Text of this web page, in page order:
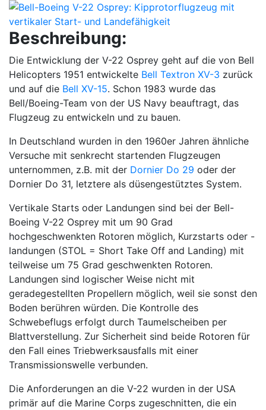
Beschreibung:
Die Entwicklung der V-22 Osprey geht auf die von Bell
Helicopters 1951 entwickelte Bell Textron XV-3 zurück
und auf die Bell XV-15. Schon 1983 wurde das
Bell/Boeing-Team von der US Navy beauftragt, das
Flugzeug zu entwickeln und zu bauen.
In Deutschland wurden in den 1960er Jahren ähnliche
Versuche mit senkrecht startenden Flugzeugen
unternommen, z.B. mit der Dornier Do 29 oder der
Dornier Do 31, letztere als düsengestütztes System.
Vertikale Starts oder Landungen sind bei der Bell-
Boeing V-22 Osprey mit um 90 Grad
hochgeschwenkten Rotoren möglich, Kurzstarts oder -
landungen (STOL = Short Take Off and Landing) mit
teilweise um 75 Grad geschwenkten Rotoren.
Landungen sind logischer Weise nicht mit
geradegestellten Propellern möglich, weil sie sonst den
Boden berühren würden. Die Kontrolle des
Schwebeflugs erfolgt durch Taumelscheiben per
Blattverstellung. Zur Sicherheit sind beide Rotoren für
den Fall eines Triebwerksausfalls mit einer
Transmissionswelle verbunden.
Die Anforderungen an die V-22 wurden in der USA
primär auf die Marine Corps zugeschnitten, die ein